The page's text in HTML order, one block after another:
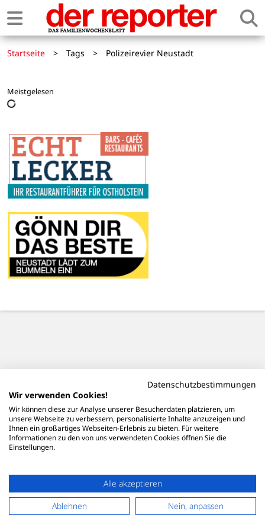
Startseite > Tags > Polizeirevier Neustadt
Meistgelesen
Datenschutzbestimmungen
Wir verwenden Cookies!
Wir können diese zur Analyse unserer Besucherdaten platzieren, um
unsere Webseite zu verbessern, personalisierte Inhalte anzuzeigen und
Ihnen ein großartiges Webseiten-Erlebnis zu bieten. Für weitere
Informationen zu den von uns verwendeten Cookies öffnen Sie die
Einstellungen.
Alle akzeptieren
Ablehnen
Nein, anpassen